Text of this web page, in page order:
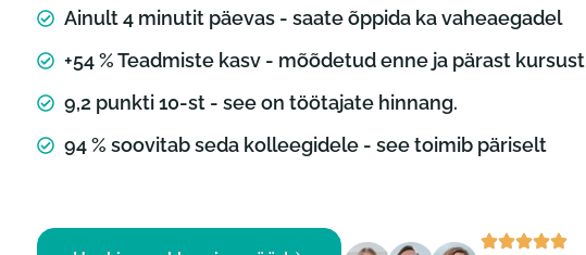
Ainult 4 minutit päevas - saate õppida ka vaheaegadel
+54 % Teadmiste kasv - mõõdetud enne ja pärast kursust
9,2 punkti 10-st - see on töötajate hinnang.
94 % soovitab seda kolleegidele - see toimib päriselt